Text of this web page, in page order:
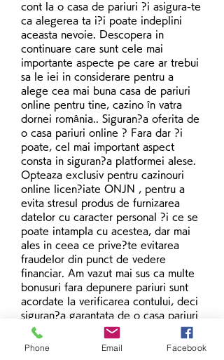
cont la o casa de pariuri ?i asigura-te
ca alegerea ta i?i poate indeplini
aceasta nevoie. Descopera in
continuare care sunt cele mai
importante aspecte pe care ar trebui
sa le iei in considerare pentru a
alege cea mai buna casa de pariuri
online pentru tine, cazino în vatra
dornei românia.. Siguran?a oferita de
o casa pariuri online ? Fara dar ?i
poate, cel mai important aspect
consta in siguran?a platformei alese.
Opteaza exclusiv pentru cazinouri
online licen?iate ONJN , pentru a
evita stresul produs de furnizarea
datelor cu caracter personal ?i ce se
poate intampla cu acestea, dar mai
ales in ceea ce prive?te evitarea
fraudelor din punct de vedere
financiar. Am vazut mai sus ca multe
bonusuri fara depunere pariuri sunt
acordate la verificarea contului, deci
siguran?a garantata de o casa pariuri
online este cu siguran?a importanta.
O casa pariuri casino care indepline?
Phone Email Facebook